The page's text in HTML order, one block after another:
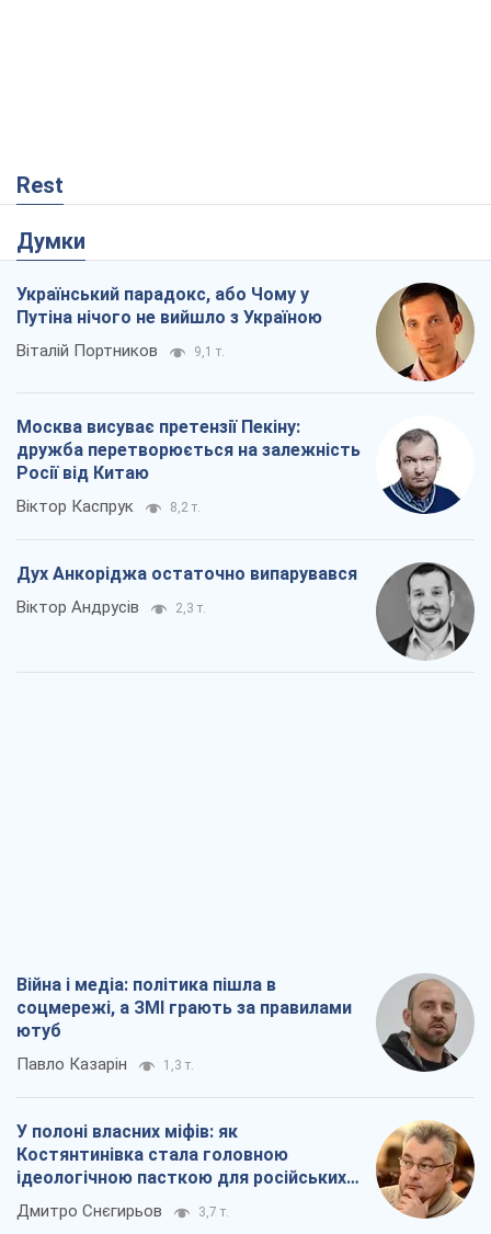
Rest
Думки
Український парадокс, або Чому у
Путіна нічого не вийшло з Україною
Віталій Портников 9,1 т.
Москва висуває претензії Пекіну:
дружба перетворюється на залежність
Росії від Китаю
Віктор Каспрук 8,2 т.
Дух Анкоріджа остаточно випарувався
Віктор Андрусів 2,3 т.
Війна і медіа: політика пішла в
соцмережі, а ЗМІ грають за правилами
ютуб
Павло Казарін 1,3 т.
У полоні власних міфів: як
Костянтинівка стала головною
ідеологічною пасткою для російських
окупантів
Дмитро Снєгирьов 3,7 т.